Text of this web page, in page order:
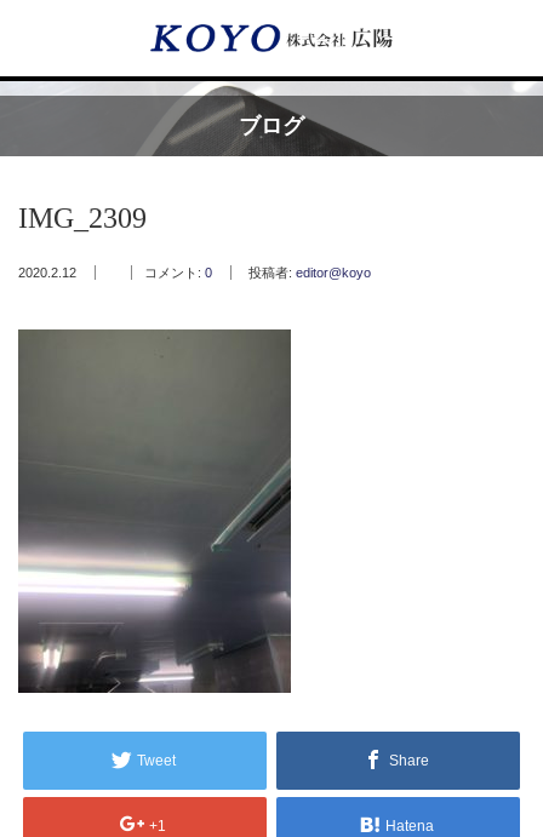
ブログ
IMG_2309
2020.2.12 コメント: 0 投稿者: editor@koyo
Tweet Share
+1 Hatena
Menu
販売製品
よくある質問
納品までの流れ
最近の記事
今まで使用が出来ないとされていた小
型ベルトコンベアでも使用可能なフッ
素樹脂ベルトを開発…